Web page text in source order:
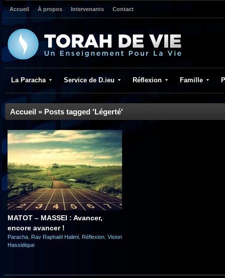
Accueil À propos Intervenants Contact
La Paracha Service de D.ieu Réflexion Famille
Accueil » Posts tagged 'Légerté'
MATOT – MASSEI : Avancer,
encore avancer !
Paracha Rav Raphaël Halimi Réflexion Vision
Hassidique